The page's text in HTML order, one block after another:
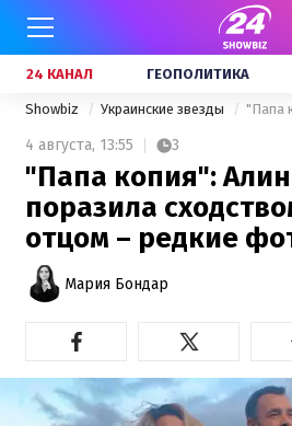
24 КАНАЛ ГЕОПОЛИТИКА
Showbiz Украинские звезды
4 августа, 13:55 3
"Папа копия":
поразила
отцом – редкие
Мария Бондар